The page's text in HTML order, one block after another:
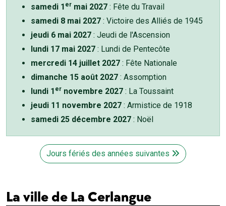
samedi 1 er mai 2027 : Fête du Travail
samedi 8 mai 2027 : Victoire des Alliés de 1945
jeudi 6 mai 2027 : Jeudi de l'Ascension
lundi 17 mai 2027 : Lundi de Pentecôte
mercredi 14 juillet 2027 : Fête Nationale
dimanche 15 août 2027 : Assomption
lundi 1 er novembre 2027 : La Toussaint
jeudi 11 novembre 2027 : Armistice de 1918
samedi 25 décembre 2027 : Noël
Jours fériés des années suivantes
La ville de La Cerlangue